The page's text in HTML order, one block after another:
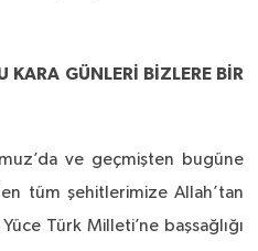
KARA GÜNLERİ BİZLERE BİR
ve geçmişten bugüne
tüm şehitlerimize Allah’tan
Türk Milleti’ne başsağlığı